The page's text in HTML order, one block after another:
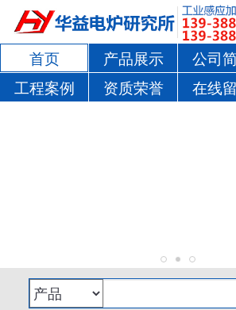
首页 产品展示 公司
工程案例
资质荣誉 在线